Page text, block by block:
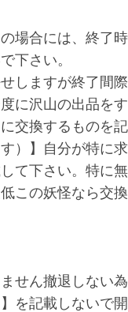
場合には、終了
下さい。
しますが終了間
に沢山の出品
交換するものを
）】自分が特
て下さい。特に
この妖怪なら
せん撤退しない
を記載しないで